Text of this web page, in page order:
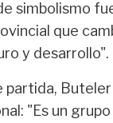
simbolismo
que
y desarrollo".
partida,
"Es un